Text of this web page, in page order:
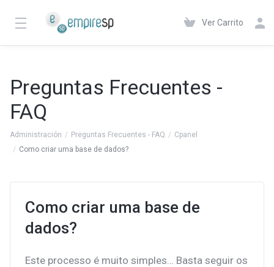
Ver Carrito
Preguntas Frecuentes -
FAQ
Administración Preguntas Frecuentes - FAQ
Cpanel
Como criar uma base de dados?
Como criar uma base de
dados?
Este processo é muito simples… Basta seguir os